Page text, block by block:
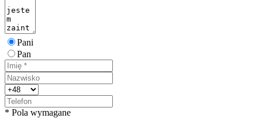
Pani
Pan
* Pola wymagane